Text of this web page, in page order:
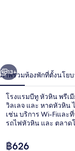
พรีเมียร์
า
ถัดไป
13+
ภาพรวมห้องพักที่ตั้งนโยบ
โรงแรมบีทู หัวหิน พรีเ
วิลเลจ และ หาดหัวหิน
เช่น บริการ Wi-Fiและ
รถไฟหัวหิน และ ตลาด
ราคา
฿626